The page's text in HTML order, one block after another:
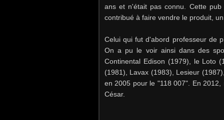
ans et n'était pas connu. Cette
contribué à faire vendre le produit,
Celui qui fut d'abord professeur de
On a pu le voir ainsi dans des
Continental Edison (1979), le Loto
(1981), Lavax (1983), Lesieur
en 2005 pour le "118 007". En
César.